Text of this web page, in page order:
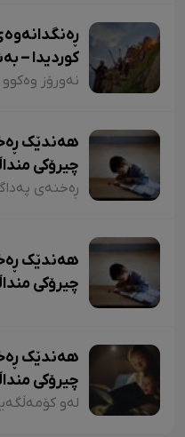
کوردیدا –
هەندێک
چیرۆکی
هەندێک
چیرۆکی
هەندێک
چیرۆکی